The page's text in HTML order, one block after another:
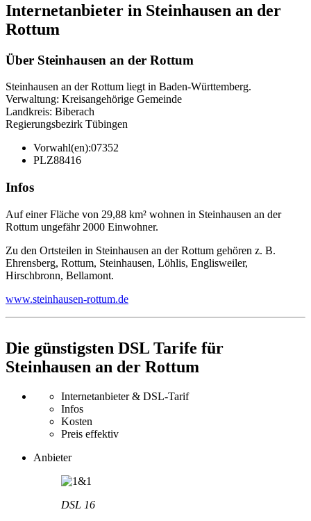
Internetanbieter in Steinhausen an der
Rottum
Über Steinhausen an der Rottum
Steinhausen an der Rottum liegt in Baden-Württemberg.
Verwaltung: Kreisangehörige Gemeinde
Landkreis: Biberach
Regierungsbezirk Tübingen
Vorwahl(en):07352
PLZ88416
Infos
Auf einer Fläche von 29,88 km² wohnen in Steinhausen an der
Rottum ungefähr 2000 Einwohner.
Zu den Ortsteilen in Steinhausen an der Rottum gehören z. B.
Ehrensberg, Rottum, Steinhausen, Löhlis, Englisweiler,
Hirschbronn, Bellamont.
www.steinhausen-rottum.de
Die günstigsten DSL Tarife für
Steinhausen an der Rottum
Internetanbieter & DSL-Tarif
Infos
Kosten
Preis effektiv
Anbieter
DSL 16